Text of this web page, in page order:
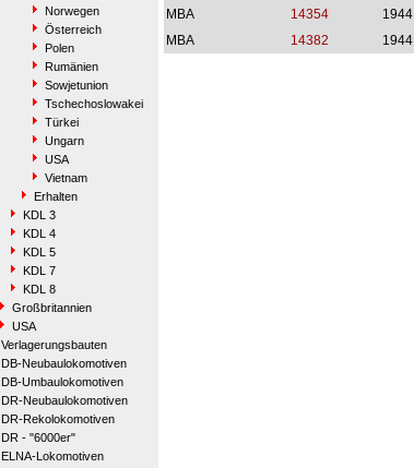
Norwegen
Österreich
Polen
Rumänien
Sowjetunion
Tschechoslowakei
Türkei
Ungarn
USA
Vietnam
Erhalten
KDL 3
KDL 4
KDL 5
KDL 7
KDL 8
Großbritannien
USA
Verlagerungsbauten
DB-Neubaulokomotiven
DB-Umbaulokomotiven
DR-Neubaulokomotiven
DR-Rekolokomotiven
DR - "6000er"
ELNA-Lokomotiven
MBA
14354 1944
MBA
14382 1944